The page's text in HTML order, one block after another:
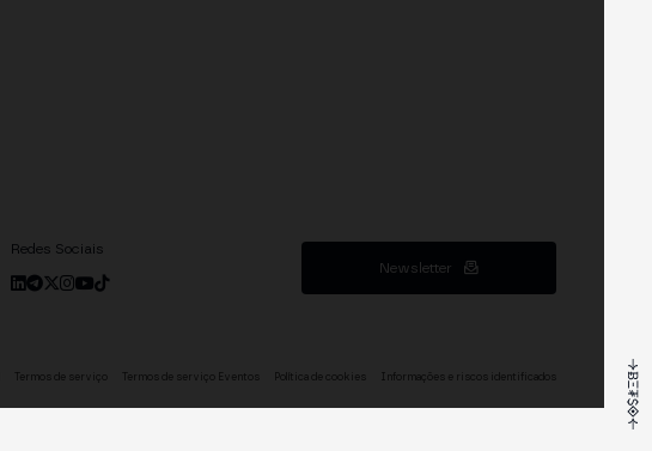
Redes Sociais
Newsletter
Termos de serviço Termos de serviço Eventos Política de cookies Informações e riscos identificados